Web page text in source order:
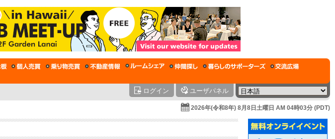
ログイン ユーザパネル
2026年(令和8年) 8月8日土曜日 AM 04時03分 (PDT)